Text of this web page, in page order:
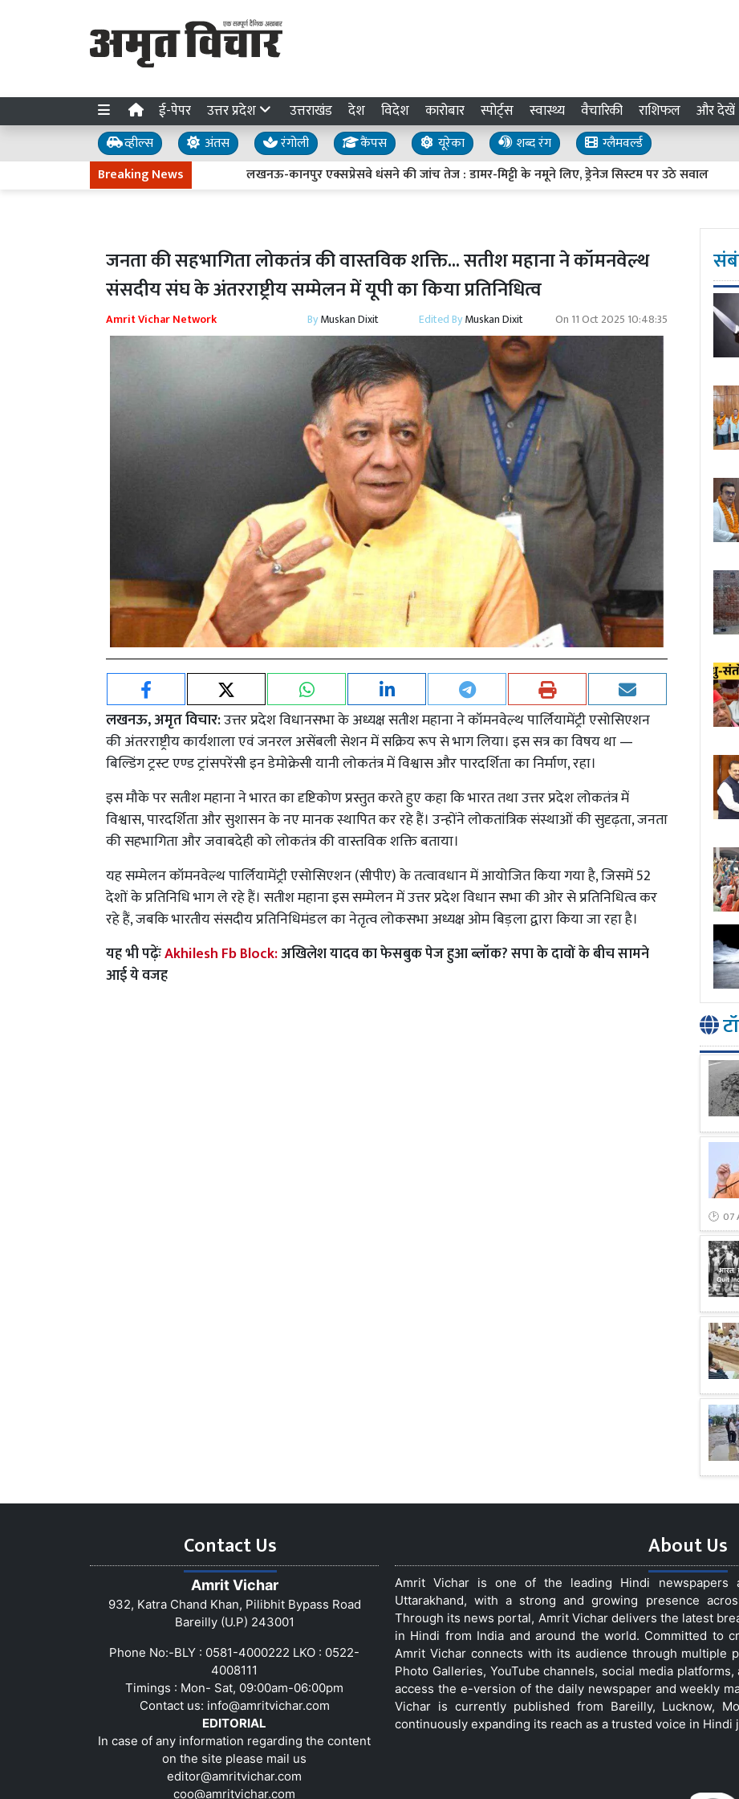
ई-पेपर उत्तर प्रदेश उत्तराखंड देश विदेश कारोबार स्पोर्ट्स स्वास्थ्य वैचारिकी राशिफल और देखें
व्हील्स अंतस रंगोली कैंपस यूरेका शब्द रंग
ग्लैमवर्ल्ड
Breaking News
लखनऊ-कानपुर एक्सप्रेसवे धंसने की जांच तेज : डामर-मिट्टी के नमूने लिए, ड्रेनेज सिस्टम पर उठे सवाल UP
जनता की सहभागिता लोकतंत्र की वास्तविक शक्ति... सतीश महाना ने कॉमनवेल्थ
संसदीय संघ के अंतरराष्ट्रीय सम्मेलन में यूपी का किया प्रतिनिधित्व
Amrit Vichar Network ByMuskan Dixit Edited ByMuskan Dixit On 11 Oct 2025 10:48:35
लखनऊ, अमृत विचार:उत्तर प्रदेश विधानसभा के अध्यक्ष सतीश महाना ने कॉमनवेल्थ पार्लियामेंट्री एसोसिएशन
की अंतरराष्ट्रीय कार्यशाला एवं जनरल असेंबली सेशन में सक्रिय रूप से भाग लिया। इस सत्र का विषय था —
बिल्डिंग ट्रस्ट एण्ड ट्रांसपरेंसी इन डेमोक्रेसी यानी लोकतंत्र में विश्वास और पारदर्शिता का निर्माण, रहा।
इस मौके पर सतीश महाना ने भारत का दृष्टिकोण प्रस्तुत करते हुए कहा कि भारत तथा उत्तर प्रदेश लोकतंत्र में
विश्वास, पारदर्शिता और सुशासन के नए मानक स्थापित कर रहे हैं। उन्होंने लोकतांत्रिक संस्थाओं की सुदृढ़ता, जनता
की सहभागिता और जवाबदेही को लोकतंत्र की वास्तविक शक्ति बताया।
यह सम्मेलन कॉमनवेल्थ पार्लियामेंट्री एसोसिएशन (सीपीए) के तत्वावधान में आयोजित किया गया है, जिसमें 52
देशों के प्रतिनिधि भाग ले रहे हैं। सतीश महाना इस सम्मेलन में उत्तर प्रदेश विधान सभा की ओर से प्रतिनिधित्व कर
रहे हैं, जबकि भारतीय संसदीय प्रतिनिधिमंडल का नेतृत्व लोकसभा अध्यक्ष ओम बिड़ला द्वारा किया जा रहा है।
यह भी पढ़ेंःAkhilesh Fb Block:अखिलेश यादव का फेसबुक पेज हुआ ब्लॉक? सपा के दावों के बीच सामने
आई ये वजह
07
Contact Us
Amrit Vichar
932, Katra Chand Khan, Pilibhit Bypass Road
Bareilly (U.P) 243001
Phone No:-BLY : 0581-4000222 LKO : 0522-
4008111
Timings : Mon- Sat, 09:00am-06:00pm
Contact us: info@amritvichar.com
EDITORIAL
In case of any information regarding the content
on the site please mail us
editor@amritvichar.com
coo@amritvichar.com
About Us
Amrit Vichar is one of the leading Hindi newspapers
Uttarakhand, with a strong and growing presence
Through its news portal, Amrit Vichar delivers the latest
in Hindi from India and around the world. Committed to
Amrit Vichar connects with its audience through multiple
Photo Galleries, YouTube channels, social media
access the e-version of the daily newspaper and weekly
Vichar is currently published from Bareilly, Lucknow,
continuously expanding its reach as a trusted voice in Hindi